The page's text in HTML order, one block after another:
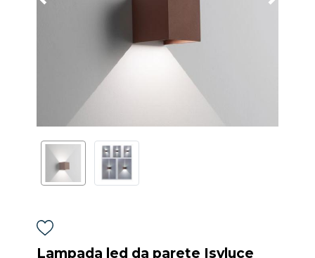
Lampada led da parete Isyluce